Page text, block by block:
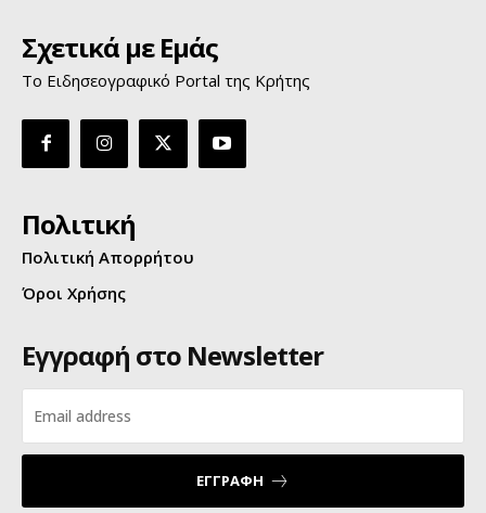
Σχετικά με Εμάς
Το Ειδησεογραφικό Portal της Κρήτης
Πολιτική
Πολιτική Απορρήτου
Όροι Χρήσης
Εγγραφή στο Newsletter
ΕΓΓΡΑΦΗ